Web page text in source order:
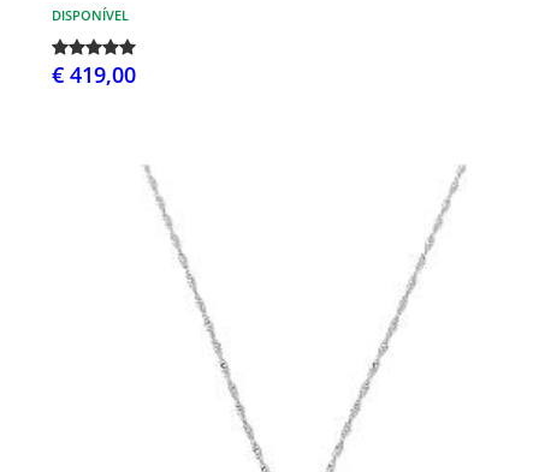
DISPONÍVEL
€ 419,00